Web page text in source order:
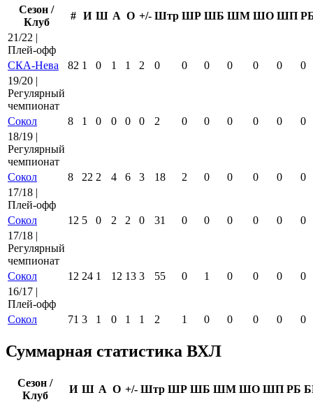
Сезон /
Клуб
# И Ш А О +/- Штр ШР ШБ ШМ ШО ШП
21/22 |
Плей-офф
СКА-Нева
82 1 0 1 1 2 0 0 0 0 0 0
0
19/20 |
Регулярный
чемпионат
Сокол
8 1 0 0 0 0 2 0 0 0 0 0
0
18/19 |
Регулярный
чемпионат
Сокол
8 22 2 4 6 3 18 2 0 0 0 0
0
17/18 |
Плей-офф
Сокол
12 5 0 2 2 0 31 0 0 0 0 0
0
17/18 |
Регулярный
чемпионат
Сокол
12 24 1 12 13 3 55 0 1 0 0 0
0
16/17 |
Плей-офф
Сокол
71 3 1 0 1 1 2 1 0 0 0 0 0
Суммарная статистика ВХЛ
Сезон /
Клуб
И Ш А О +/- Штр ШР ШБ ШМ ШО ШП РБ